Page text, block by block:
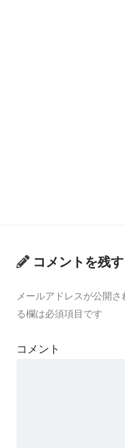
コメントを残す
メールアドレスが公開さ
る欄は必須項目です
コメント